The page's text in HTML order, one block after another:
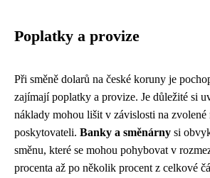
Poplatky a provize
Při směně dolarů na české koruny je
zajímají poplatky a provize. Je důležité si
náklady mohou lišit v závislosti na zvolené
poskytovateli. Banky a směnárny si
směnu, které se mohou pohybovat v
procenta až po několik procent z celkové